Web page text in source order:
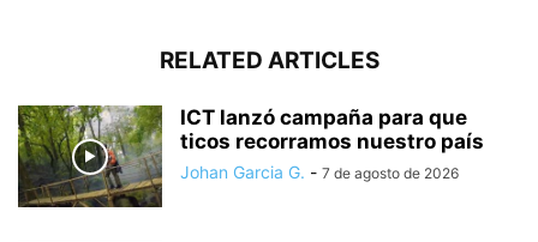
RELATED ARTICLES
ICT lanzó campaña para que
ticos recorramos nuestro país
Johan Garcia G. - 7 de agosto de 2026